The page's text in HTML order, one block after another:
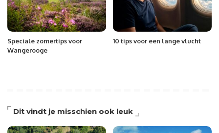
Speciale zomertips voor
Wangerooge
10 tips voor een lange vlucht
Dit vindt je misschien ook leuk